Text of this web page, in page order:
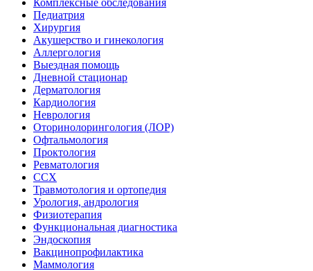
Комплексные обследования
Педиатрия
Хирургия
Акушерство и гинекология
Аллергология
Выездная помощь
Дневной стационар
Дерматология
Кардиология
Неврология
Оторинолорингология (ЛОР)
Офтальмология
Проктология
Ревматология
ССХ
Травмотология и ортопедия
Урология, андрология
Физиотерапия
Функциональная диагностика
Эндоскопия
Вакцинопрофилактика
Маммология